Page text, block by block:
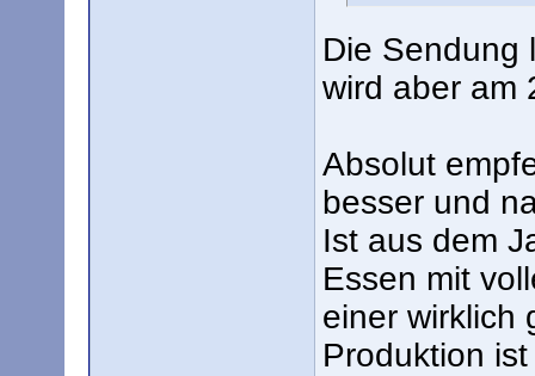
Die Sendung
wird aber am
Absolut
besser und
Ist aus dem
Essen mit
einer wirklich
Produktion